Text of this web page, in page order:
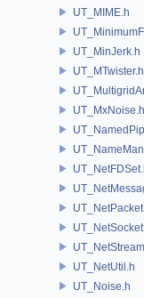
UT_MIME.h
UT_MinJerk.h
UT_MTwister.h
UT_MxNoise.h
UT_NetUtil.h
UT_Noise.h